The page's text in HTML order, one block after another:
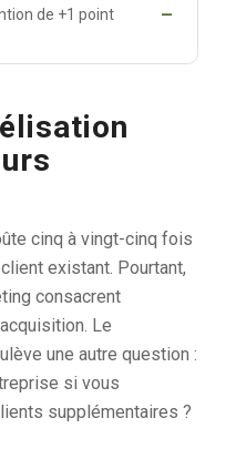
de +1 point —
cinq à vingt-cinq fois
existant. Pourtant,
consacrent
Le
une autre question :
si vous
supplémentaires ?